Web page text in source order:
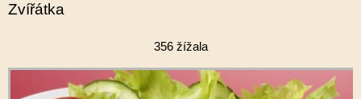
Zvířátka
356 žížala